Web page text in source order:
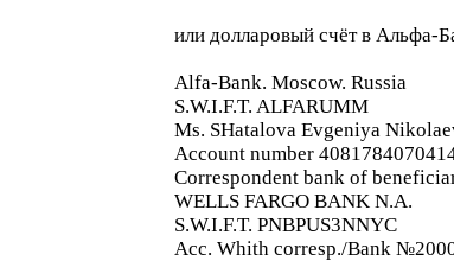
или долларовый счёт в Альфа-
Alfa-Bank. Moscow. Russia
S.W.I.F.T. ALFARUMM
Ms. SHatalova Evgeniya
Account number
Correspondent bank of
WELLS FARGO BANK N.A.
S.W.I.F.T. PNBPUS3NNYC
Acc. Whith corresp./Bank